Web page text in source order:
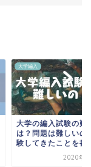
大学編入
大学の編入試験の難
は？問題は難しいの
験してきたことを書
2020年1